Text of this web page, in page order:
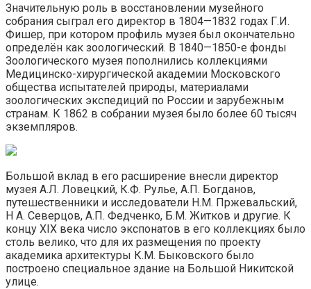
Значительную роль в восстановлении музейного
собрания сыграл его директор в 1804—1832 годах Г.И.
Фишер, при котором профиль музея был окончательно
определён как зоологический. В 1840—1850-е фонды
Зоологического музея пополнились коллекциями
Медицинско-хирургической академии Московского
общества испытателей природы, материалами
зоологических экспедиций по России и зарубежным
странам. К 1862 в собрании музея было более 60 тысяч
экземпляров.
Большой вклад в его расширение внесли директор
музея А.Л. Ловецкий, К.Ф. Рулье, А.П. Богданов,
путешественники и исследователи Н.М. Пржевальский,
Н А. Северцов, А.П. Федченко, Б.М. Житков и другие. К
концу XIX века число экспонатов в его коллекциях было
столь велико, что для их размещения по проекту
академика архитектуры К.М. Быковского было
построено специальное здание на Большой Никитской
улице.